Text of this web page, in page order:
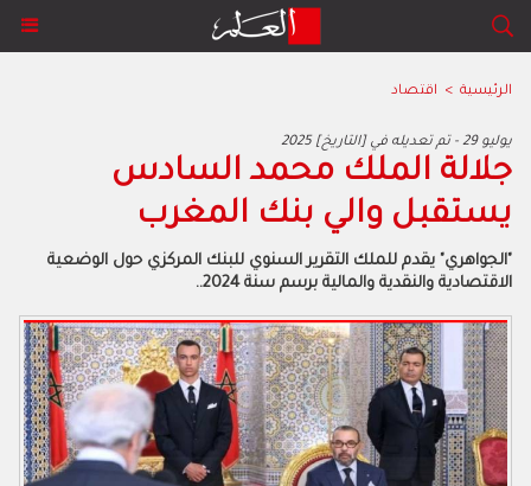
الرئيسية > اقتصاد
2025 يوليو 29 - تم تعديله في [التاريخ]
جلالة الملك محمد السادس
يستقبل والي بنك المغرب
"الجواهري" يقدم للملك التقرير السنوي للبنك المركزي حول الوضعية
الاقتصادية والنقدية والمالية برسم سنة 2024..